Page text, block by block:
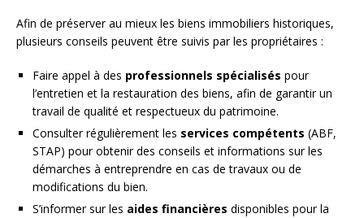
Afin de préserver au mieux les biens immobiliers historiques,
plusieurs conseils peuvent être suivis par les propriétaires :
Faire appel à des professionnels spécialisés pour
l’entretien et la restauration des biens, afin de garantir un
travail de qualité et respectueux du patrimoine.
Consulter régulièrement les services compétents (ABF,
STAP) pour obtenir des conseils et informations sur les
démarches à entreprendre en cas de travaux ou de
modifications du bien.
S’informer sur les aides financières disponibles pour la